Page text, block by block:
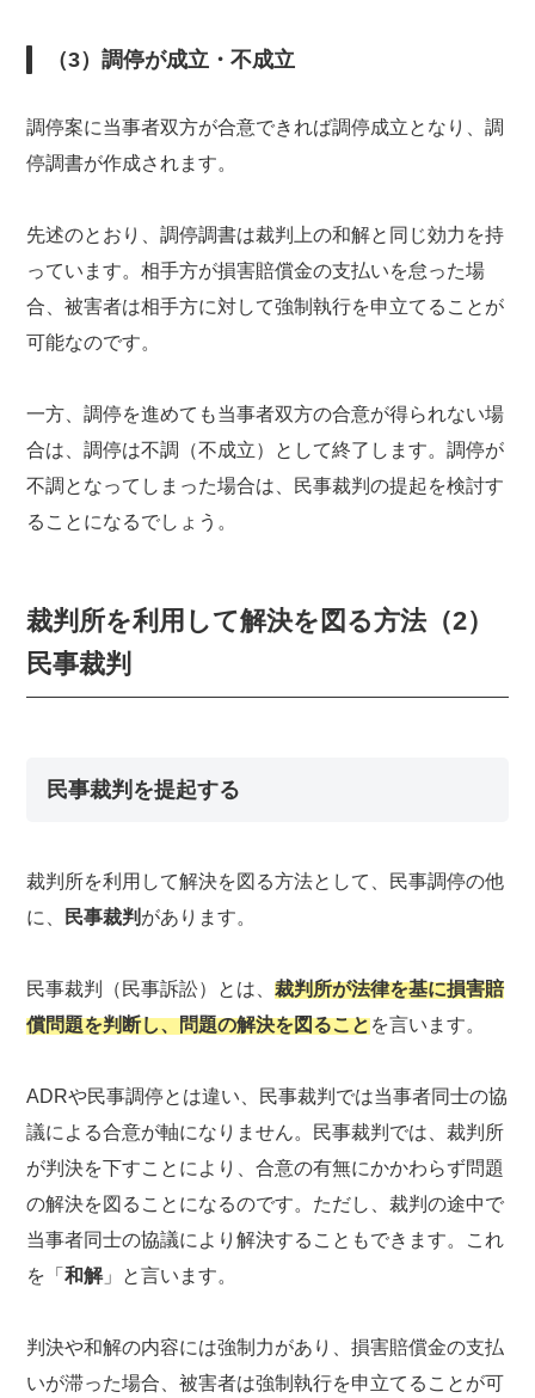
（3）調停が成立・不成立
調停案に当事者双方が合意できれば調停成立となり、調
停調書が作成されます。
先述のとおり、調停調書は裁判上の和解と同じ効力を持
っています。相手方が損害賠償金の支払いを怠った場
合、被害者は相手方に対して強制執行を申立てることが
可能なのです。
一方、調停を進めても当事者双方の合意が得られない場
合は、調停は不調（不成立）として終了します。調停が
不調となってしまった場合は、民事裁判の提起を検討す
ることになるでしょう。
裁判所を利用して解決を図る方法（2）
民事裁判
民事裁判を提起する
裁判所を利用して解決を図る方法として、民事調停の他
に、
民事裁判 があります。
民事裁判（民事訴訟）とは、裁判所が法律を基に損害賠
償問題を判断し、問題の解決を図ることを言います。
ADRや民事調停とは違い、民事裁判では当事者同士の協
議による合意が軸になりません。民事裁判では、裁判所
が判決を下すことにより、合意の有無にかかわらず問題
の解決を図ることになるのです。ただし、裁判の途中で
当事者同士の協議により解決することもできます。これ
を「和解」と言います。
判決や和解の内容には強制力があり、損害賠償金の支払
いが滞った場合、被害者は強制執行を申立てることが可